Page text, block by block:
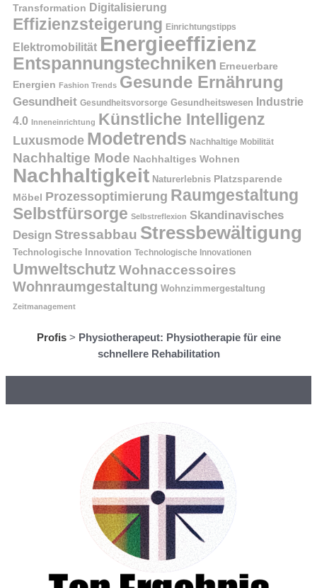
Transformation Digitalisierung
Effizienzsteigerung Einrichtungstipps
Elektromobilität Energieeffizienz
Entspannungstechniken Erneuerbare
Energien Fashion Trends Gesunde Ernährung
Gesundheit Gesundheitsvorsorge Gesundheitswesen Industrie
4.0 Inneneinrichtung Künstliche Intelligenz
Luxusmode Modetrends Nachhaltige Mobilität
Nachhaltige Mode Nachhaltiges Wohnen
Nachhaltigkeit Naturerlebnis Platzsparende
Möbel Prozessoptimierung Raumgestaltung
Selbstfürsorge Selbstreflexion Skandinavisches
Design Stressabbau Stressbewältigung
Technologische Innovation Technologische Innovationen
Umweltschutz Wohnaccessoires
Wohnraumgestaltung Wohnzimmergestaltung
Zeitmanagement
Profis> Physiotherapeut: Physiotherapie für eine
schnellere Rehabilitation